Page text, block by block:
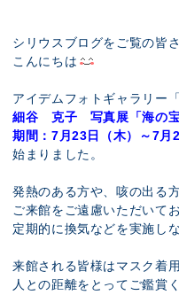
シリウスブログをご覧の皆
こんにちは
アイデムフォトギャラリー
細谷 克子 写真展「海の
期間：7月23日（木）～7月
始まりました。
発熱のある方や、咳の出る
ご来館をご遠慮いただいて
定期的に換気などを実施し
来館される皆様はマスク着
人との距離をとってご鑑賞